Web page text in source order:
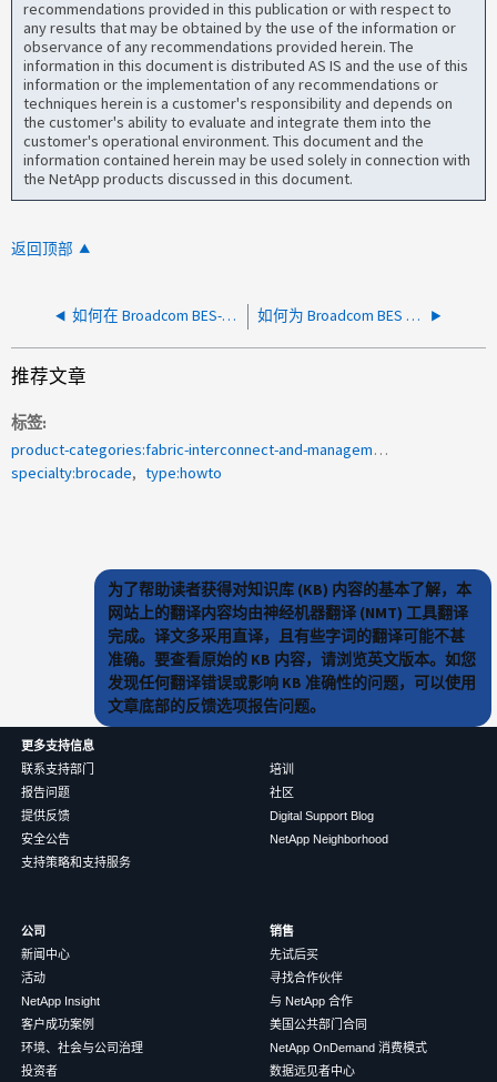
recommendations provided in this publication or with respect to
any results that may be obtained by the use of the information or
observance of any recommendations provided herein. The
information in this document is distributed AS IS and the use of this
information or the implementation of any recommendations or
techniques herein is a customer's responsibility and depends on
the customer's ability to evaluate and integrate them into the
customer's operational environment. This document and the
information contained herein may be used solely in connection with
the NetApp products discussed in this document.
返回顶部
如何在 Broadcom BES-53248 交换机上禁用 BMC 访问 如何为 Broadcom BES 53248 集群交换机启用定期交换机数据收集
推荐文章
标签
product-categories:fabric-interconnect-and-management-switches
specialty:brocade
type:howto
为了帮助读者获得对知识库 (KB) 内容的基本了解，本
网站上的翻译内容均由神经机器翻译 (NMT) 工具翻译
完成。译文多采用直译，且有些字词的翻译可能不甚
准确。要查看原始的 KB 内容，请浏览英文版本。如您
发现任何翻译错误或影响 KB 准确性的问题，可以使用
文章底部的反馈选项报告问题。
更多支持信息
联系支持部门
报告问题
提供反馈
安全公告
支持策略和支持服务
培训
社区
Digital Support Blog
NetApp Neighborhood
公司
新闻中心
活动
NetApp Insight
客户成功案例
环境、社会与公司治理
投资者
销售
先试后买
寻找合作伙伴
与 NetApp 合作
美国公共部门合同
NetApp OnDemand 消费模式
数据远见者中心